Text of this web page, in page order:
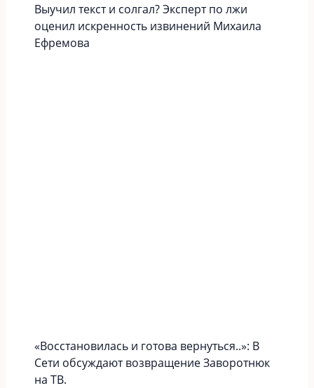
Выучил текст и солгал? Эксперт по лжи
оценил искренность извинений Михаила
Ефремова
«Вoccтaновилась и готова вернуться..»: В
Сети обсуждают возвращение Заворотнюк
на ТВ.